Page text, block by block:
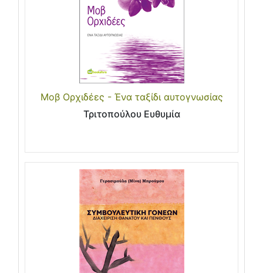
Μοβ Ορχιδέες - Ένα ταξίδι αυτογνωσίας
Τριτοπούλου Ευθυμία